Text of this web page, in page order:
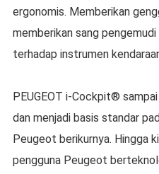
ergonomis. Memberikan
memberikan sang
terhadap instrumen
PEUGEOT i-Cockpit®
dan menjadi basis standar
Peugeot berikurnya. Hingga
pengguna Peugeot